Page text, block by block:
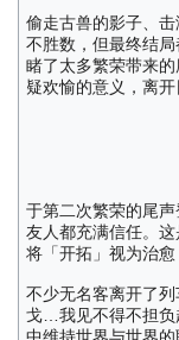
偷走古兽的影子、
不胜数，但最终结
睹了太多繁荣带来
疑欢愉的意义，离
于第二次繁荣的尾
友人都充满信任。
将「开拓」视为治愈
不少无名客离开了
戈…我见不得不担负
中维持世界与世界